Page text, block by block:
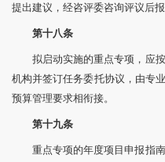
提出建议，经咨评委咨询评议后
第十八条
拟启动实施的重点专项，应
机构并签订任务委托协议，由专
预算管理要求相衔接。
第十九条
重点专项的年度项目申报指